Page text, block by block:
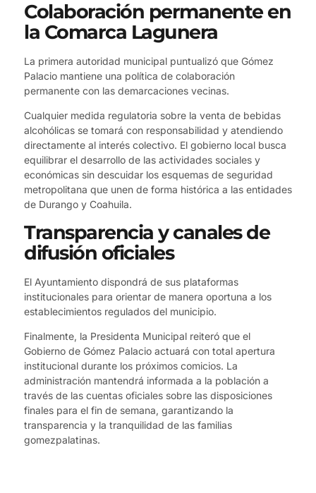
Colaboración permanente en
la Comarca Lagunera
La primera autoridad municipal puntualizó que Gómez
Palacio mantiene una política de colaboración
permanente con las demarcaciones vecinas.
Cualquier medida regulatoria sobre la venta de bebidas
alcohólicas se tomará con responsabilidad y atendiendo
directamente al interés colectivo. El gobierno local busca
equilibrar el desarrollo de las actividades sociales y
económicas sin descuidar los esquemas de seguridad
metropolitana que unen de forma histórica a las entidades
de Durango y Coahuila.
Transparencia y canales de
difusión oficiales
El Ayuntamiento dispondrá de sus plataformas
institucionales para orientar de manera oportuna a los
establecimientos regulados del municipio.
Finalmente, la Presidenta Municipal reiteró que el
Gobierno de Gómez Palacio actuará con total apertura
institucional durante los próximos comicios. La
administración mantendrá informada a la población a
través de las cuentas oficiales sobre las disposiciones
finales para el fin de semana, garantizando la
transparencia y la tranquilidad de las familias
gomezpalatinas.